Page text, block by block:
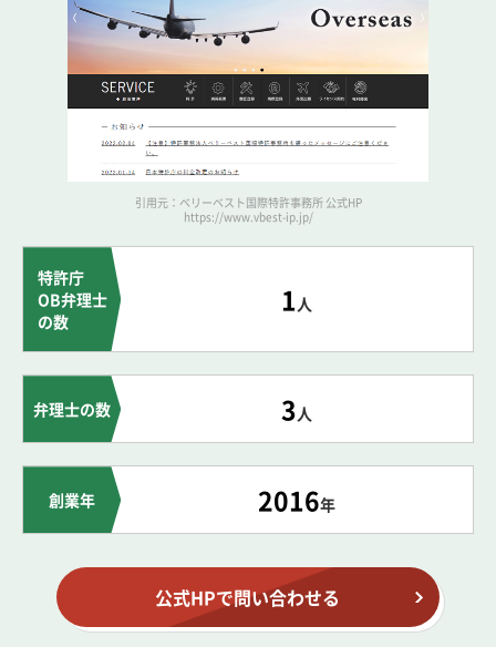
引用元：ベリーベスト国際特許事務所 公式HP
https://www.vbest-ip.jp/
特許庁
OB弁理士
の数
1人
弁理士の数 3人
創業年 2016年
公式HPで問い合わせる